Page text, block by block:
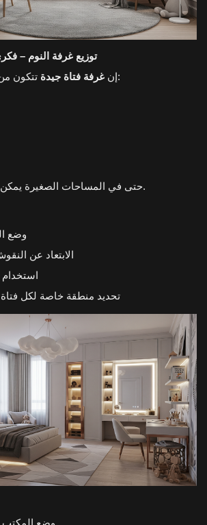
3. توزيع غرفة النوم –
إن غرفة فتاة جيدة
تتكون من أربع مناطق أساسية:
حتى في المساحات الصغيرة يمكن توزيع المناطق بصريًا.
وضع
الابتعاد عن
تحديد منطقة خاصة لكل